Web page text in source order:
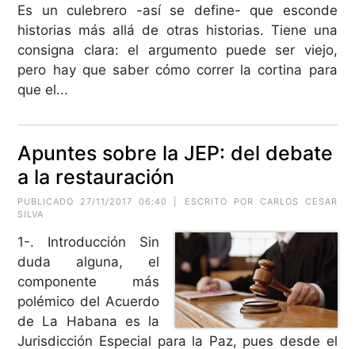
Es un culebrero -así se define- que esconde
historias más allá de otras historias. Tiene una
consigna clara: el argumento puede ser viejo,
pero hay que saber cómo correr la cortina para
que el...
Apuntes sobre la JEP: del debate
a la restauración
PUBLICADO 27/11/2017 06:40 | ESCRITO POR CARLOS CESAR
SILVA
1-. Introducción Sin
duda alguna, el
componente más
polémico del Acuerdo
de La Habana es la
Jurisdicción Especial para la Paz, pues desde el